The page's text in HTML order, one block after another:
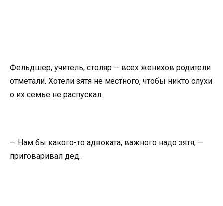
Фельдшер, учитель, столяр — всех женихов родители
отметали. Хотели зятя не местного, чтобы никто слухи
о их семье не распускал.
— Нам бы какого-то адвоката, важного надо зятя, —
приговаривал дед.